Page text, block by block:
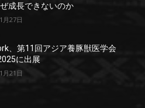
成長できないのか
月27日
、第11回アジア養豚獣医学会
に出展
月21日